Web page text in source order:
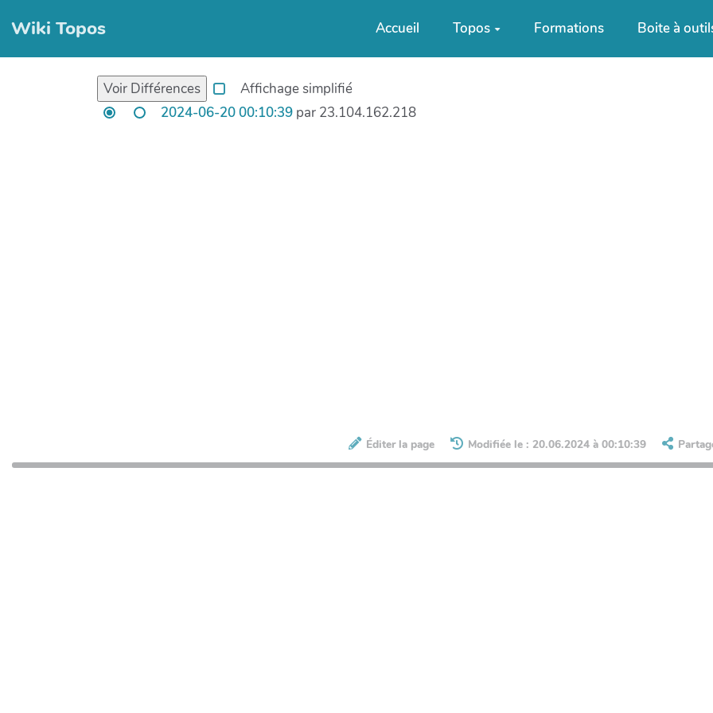
Wiki Topos Accueil Topos Formations Boite à
Affichage simplifié
2024-06-20 00:10:39 par 23.104.162.218
Éditer la page Modifiée le : 20.06.2024 à 00:10:39